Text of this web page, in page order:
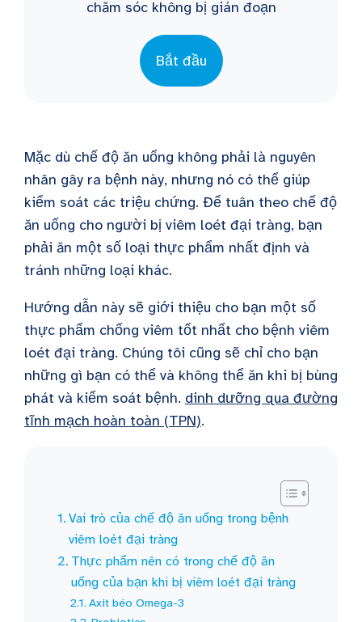
chăm sóc không bị gián đoạn
Bắt đầu
Mặc dù chế độ ăn uống không phải là nguyên
nhân gây ra bệnh này, nhưng nó có thể giúp
kiểm soát các triệu chứng. Để tuân theo chế độ
ăn uống cho người bị viêm loét đại tràng, bạn
phải ăn một số loại thực phẩm nhất định và
tránh những loại khác.
Hướng dẫn này sẽ giới thiệu cho bạn một số
thực phẩm chống viêm tốt nhất cho bệnh viêm
loét đại tràng. Chúng tôi cũng sẽ chỉ cho bạn
những gì bạn có thể và không thể ăn khi bị bùng
phát và kiểm soát bệnh. dinh dưỡng qua đường
tĩnh mạch hoàn toàn (TPN).
Vai trò của chế độ ăn uống trong bệnh
viêm loét đại tràng
Thực phẩm nên có trong chế độ ăn
uống của bạn khi bị viêm loét đại tràng
Axit béo Omega-3